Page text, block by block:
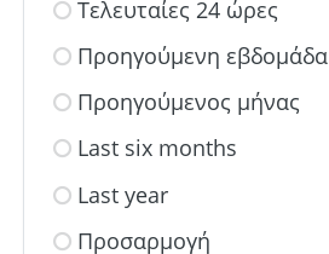
Τελευταίες 24 ώρες
Προηγούμενη εβδομάδα
Προηγούμενος μήνας
Last six months
Last year
Προσαρμογή